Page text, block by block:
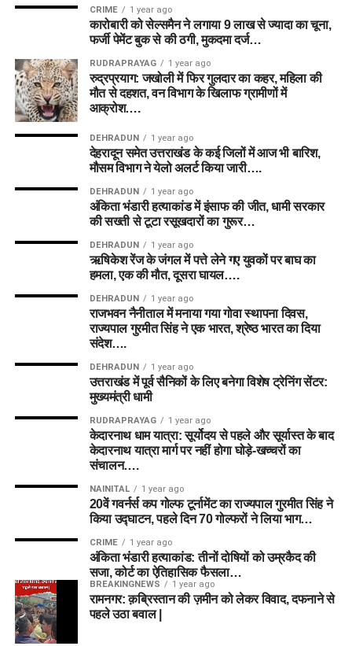
CRIME 1 year ago
कारोबारी को सेल्समैन ने लगाया 9 लाख से ज्यादा का चूना,
फर्जी पेमेंट बुक से की ठगी, मुकदमा दर्ज…
RUDRAPRAYAG 1 year ago
रुद्रप्रयाग: जखोली में फिर गुलदार का कहर, महिला की
मौत से दहशत, वन विभाग के खिलाफ ग्रामीणों में
आक्रोश….
DEHRADUN 1 year ago
देहरादून समेत उत्तराखंड के कई जिलों में आज भी बारिश,
मौसम विभाग ने येलो अलर्ट किया जारी….
DEHRADUN 1 year ago
अंकिता भंडारी हत्याकांड में इंसाफ की जीत, धामी सरकार
की सख्ती से टूटा रसूखदारों का गुरूर…
DEHRADUN 1 year ago
ऋषिकेश रेंज के जंगल में पत्ते लेने गए युवकों पर बाघ का
हमला, एक की मौत, दूसरा घायल….
DEHRADUN 1 year ago
राजभवन नैनीताल में मनाया गया गोवा स्थापना दिवस,
राज्यपाल गुरमीत सिंह ने एक भारत, श्रेष्ठ भारत का दिया
संदेश….
DEHRADUN 1 year ago
उत्तराखंड में पूर्व सैनिकों के लिए बनेगा विशेष ट्रेनिंग सेंटर:
मुख्यमंत्री धामी
RUDRAPRAYAG 1 year ago
केदारनाथ धाम यात्रा: सूर्योदय से पहले और सूर्यास्त के बाद
केदारनाथ यात्रा मार्ग पर नहीं होगा घोड़े-खच्चरों का
संचालन….
NAINITAL 1 year ago
20वें गवर्नर्स कप गोल्फ टूर्नामेंट का राज्यपाल गुरमीत सिंह ने
किया उद्घाटन, पहले दिन 70 गोल्फरों ने लिया भाग…
CRIME 1 year ago
अंकिता भंडारी हत्याकांड: तीनों दोषियों को उम्रकैद की
सजा, कोर्ट का ऐतिहासिक फैसला…
BREAKINGNEWS 1 year ago
रामनगर: क़ब्रिस्तान की ज़मीन को लेकर विवाद, दफनाने से
पहले उठा बवाल |